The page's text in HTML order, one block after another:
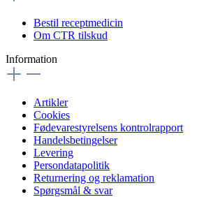
Bestil receptmedicin
Om CTR tilskud
Information
Artikler
Cookies
Fødevarestyrelsens kontrolrapport
Handelsbetingelser
Levering
Persondatapolitik
Returnering og reklamation
Spørgsmål & svar